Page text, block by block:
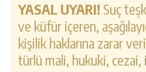
YASAL UYARI! Suç
ve küfür içeren,
kişilik haklarına zarar
türlü mali, hukuki,